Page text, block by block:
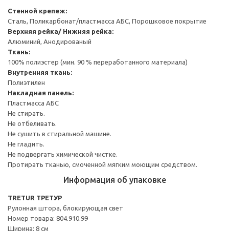
Стенной крепеж:
Сталь, Поликарбонат/пластмасса АБС, Порошковое покрытие
Верхняя рейка/ Нижняя рейка:
Алюминий, Анодированый
Ткань:
100% полиэстер (мин. 90 % переработанного материала)
Внутренняя ткань:
Полиэтилен
Накладная панель:
Пластмасса АБС
Не стирать.
Не отбеливать.
Не сушить в стиральной машине.
Не гладить.
Не подвергать химической чистке.
Протирать тканью, смоченной мягким моющим средством.
Информация об упаковке
TRETUR ТРЕТУР
Рулонная штора, блокирующая свет
Номер товара: 804.910.99
Ширина: 8 см